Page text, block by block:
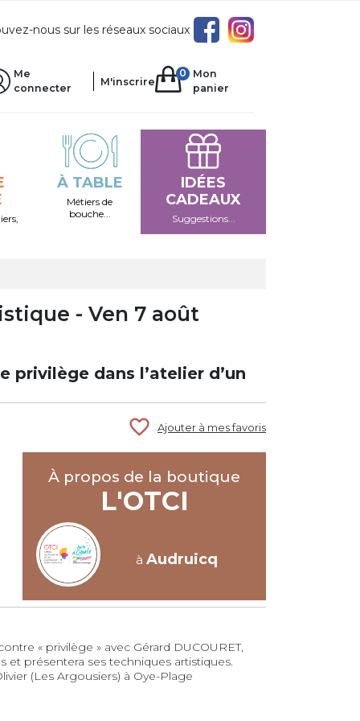
nous sur les réseaux sociaux
Me
connecter
M'inscrire
0
Mon
panier
À TABLE
Métiers de
bouche...
IDÉES
CADEAUX
Suggestions...
- Ven 7 août
privilège dans l’atelier d’un
favorite_border Ajouter à mes favoris
À propos de la boutique
L'OTCI
à Audruicq
« privilège » avec Gérard DUCOURET,
présentera ses techniques artistiques.
(Les Argousiers) à Oye-Plage